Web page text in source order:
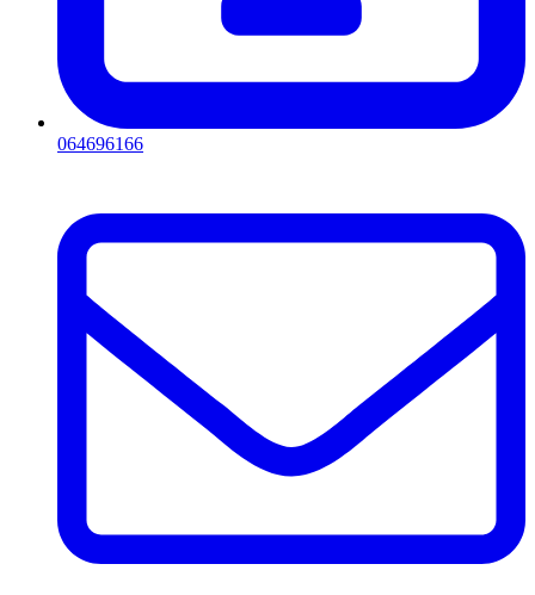
064696166